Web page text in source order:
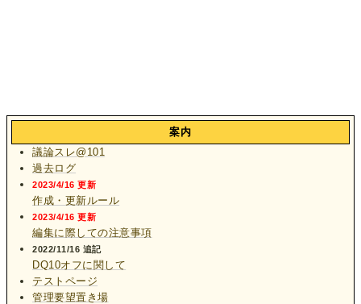
案内
議論スレ@101
過去ログ
2023/4/16 更新
作成・更新ルール
2023/4/16 更新
編集に際しての注意事項
2022/11/16 追記
DQ10オフに関して
テストページ
管理要望置き場